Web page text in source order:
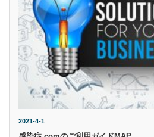
2021-4-1